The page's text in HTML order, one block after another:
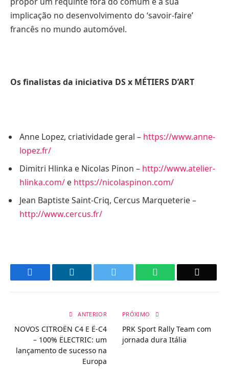
implicação no desenvolvimento do ‘savoir-faire’
francês no mundo automóvel.
Os finalistas da iniciativa DS x MÉTIERS D’ART
Anne Lopez, criatividade geral – https://www.anne-
lopez.fr/
Dimitri Hlinka e Nicolas Pinon – http://www.atelier-
hlinka.com/ e https://nicolaspinon.com/
Jean Baptiste Saint-Criq, Cercus Marqueterie –
http://www.cercus.fr/
WhatsApp
ANTERIOR
NOVOS CITROËN C4 E Ë-C4
– 100% ËLECTRIC: um
lançamento de sucesso na
Europa
PRÓXIMO
PRK Sport Rally Team com
jornada dura Itália